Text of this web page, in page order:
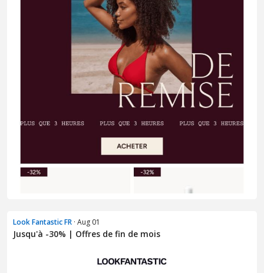
Look Fantastic FR · Aug 01
Jusqu'à -30% | Offres de fin de mois